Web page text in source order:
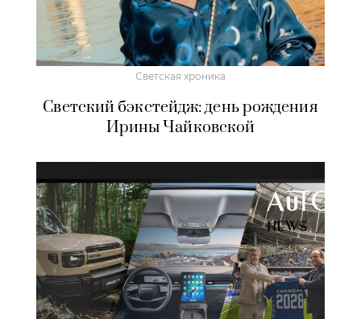
Светская хроника
Светский бэкстейдж: день рождения
Ирины Чайковской